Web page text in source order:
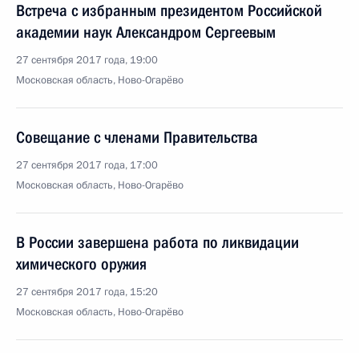
Встреча с избранным президентом Российской
академии наук Александром Сергеевым
27 сентября 2017 года, 19:00
Московская область, Ново-Огарёво
Совещание с членами Правительства
27 сентября 2017 года, 17:00
Московская область, Ново-Огарёво
В России завершена работа по ликвидации
химического оружия
27 сентября 2017 года, 15:20
Московская область, Ново-Огарёво